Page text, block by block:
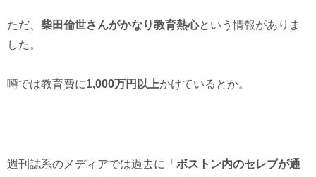
ただ、 柴田倫世さんがかなり教育熱心という情報がありま
した。
噂では教育費に1,000万円以上かけているとか。
週刊誌系のメディアでは過去に「 ボストン内のセレブが通